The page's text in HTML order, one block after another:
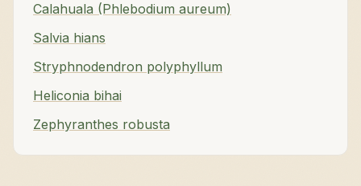
Calahuala (Phlebodium aureum)
Salvia hians
Stryphnodendron polyphyllum
Heliconia bihai
Zephyranthes robusta